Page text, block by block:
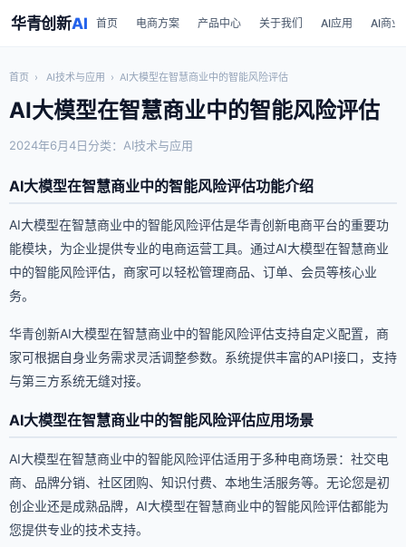
华青创新AI 首页 电商方案 产品中心 关于我们 AI应用 AI商业
首页 › AI技术与应用 › AI大模型在智慧商业中的智能风险评估
AI大模型在智慧商业中的智能风险评估
2024年6月4日分类：AI技术与应用
AI大模型在智慧商业中的智能风险评估功能介绍
AI大模型在智慧商业中的智能风险评估是华青创新电商平台的重要功
能模块，为企业提供专业的电商运营工具。通过AI大模型在智慧商业
中的智能风险评估，商家可以轻松管理商品、订单、会员等核心业
务。
华青创新AI大模型在智慧商业中的智能风险评估支持自定义配置，商
家可根据自身业务需求灵活调整参数。系统提供丰富的API接口，支持
与第三方系统无缝对接。
AI大模型在智慧商业中的智能风险评估应用场景
AI大模型在智慧商业中的智能风险评估适用于多种电商场景：社交电
商、品牌分销、社区团购、知识付费、本地生活服务等。无论您是初
创企业还是成熟品牌，AI大模型在智慧商业中的智能风险评估都能为
您提供专业的技术支持。